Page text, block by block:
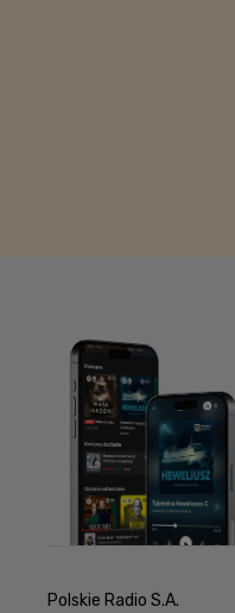
Polskie Radio S.A.